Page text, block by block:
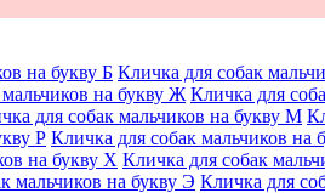
на букву Б Кличка для собак
на букву Ж Кличка для
для собак мальчиков на букву М
Р Кличка для собак мальчиков на
на букву Х Кличка для собак
мальчиков на букву Э Кличка для